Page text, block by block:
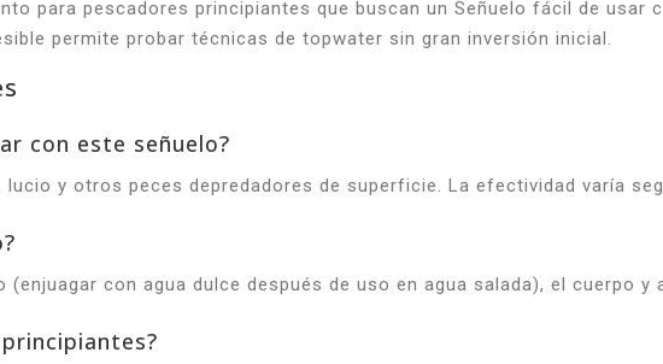
para pescadores principiantes que buscan un Señuelo fácil de usar
permite probar técnicas de topwater sin gran inversión inicial.
con este señuelo?
y otros peces depredadores de superficie. La efectividad varía
(enjuagar con agua dulce después de uso en agua salada), el cuerpo